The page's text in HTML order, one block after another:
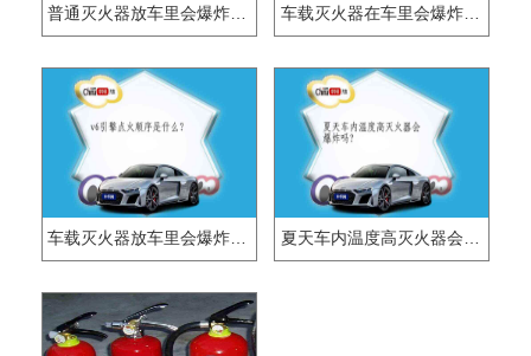
车载灭火器在车里会爆炸吗？